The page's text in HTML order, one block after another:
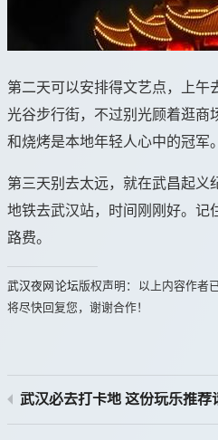
第二天可以安排得文艺点，上午
光谷步行街，不过别光顾着逛商
和烧烤是本地年轻人心中的冠军。
第三天别去太远，就在武昌起义
地铁去武汉站，时间刚刚好。记
路费。
武汉夜网论坛版权声明：以上内容作者
将尽快回复您，谢谢合作！
武汉必去打卡地 这份玩乐推荐